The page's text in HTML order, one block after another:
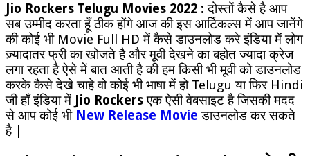
Jio Rockers Telugu Movies 2022 :दोस्तों कैसे है आप
सब उम्मीद करता हूँ ठीक होंगे आज की इस आर्टिकल्स में आप जानेंगे
की कोई भी Movie Full HD में कैसे डाउनलोड करे इंडिया में लोग
ज़्यादातर फ्री का खोजते है और मूवी देखने का बहोत ज्यादा क्रेज
लगा रहता है ऐसे में बात आती है की हम किसी भी मूवी को डाउनलोड
करके कैसे देखे चाहे वो कोई भी भाषा में हो Telugu या फिर Hindi
जी हाँ इंडिया में Jio Rockersएक ऐसी वेबसाइट है जिसकी मदद
से आप कोई भी New Release Movie डाउनलोड कर सकते
है |